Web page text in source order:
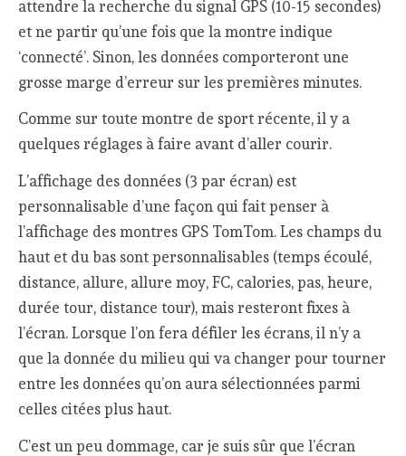
attendre la recherche du signal GPS (10-15 secondes)
et ne partir qu’une fois que la montre indique
‘connecté’. Sinon, les données comporteront une
grosse marge d’erreur sur les premières minutes.
Comme sur toute montre de sport récente, il y a
quelques réglages à faire avant d’aller courir.
L’affichage des données (3 par écran) est
personnalisable d’une façon qui fait penser à
l’affichage des montres GPS TomTom. Les champs du
haut et du bas sont personnalisables (temps écoulé,
distance, allure, allure moy, FC, calories, pas, heure,
durée tour, distance tour), mais resteront fixes à
l’écran. Lorsque l’on fera défiler les écrans, il n’y a
que la donnée du milieu qui va changer pour tourner
entre les données qu’on aura sélectionnées parmi
celles citées plus haut.
C’est un peu dommage, car je suis sûr que l’écran